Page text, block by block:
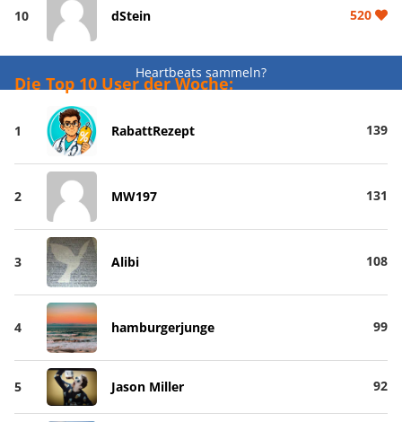
10 dStein 520
Heartbeats sammeln?
Die Top 10 User der Woche:
1 RabattRezept 139
2 MW197 131
3 Alibi 108
4 hamburgerjunge 99
5 Jason Miller 92